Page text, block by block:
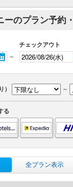
ーのプラン予約
～
チェックアウト
～
る
全プラン表示